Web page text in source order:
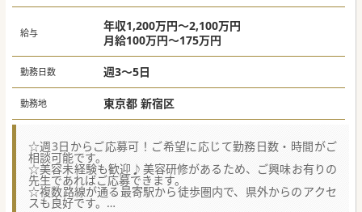
給与
年収1,200万円～2,100万円
月給100万円～175万円
勤務日数 週3～5日
勤務地 東京都 新宿区
☆週3日からご応募可！ご希望に応じて勤務日数・時間がご
相談可能です。
☆美容未経験も歓迎♪美容研修があるため、ご興味お有りの
先生であればご応募できます。
☆複数路線が通る最寄駅から徒歩圏内で、県外からのアクセ
スも良好です。